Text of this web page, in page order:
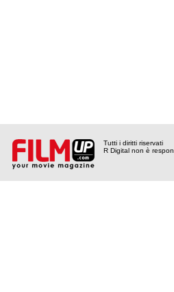
Tutti i diritti riservati
R Digital non è